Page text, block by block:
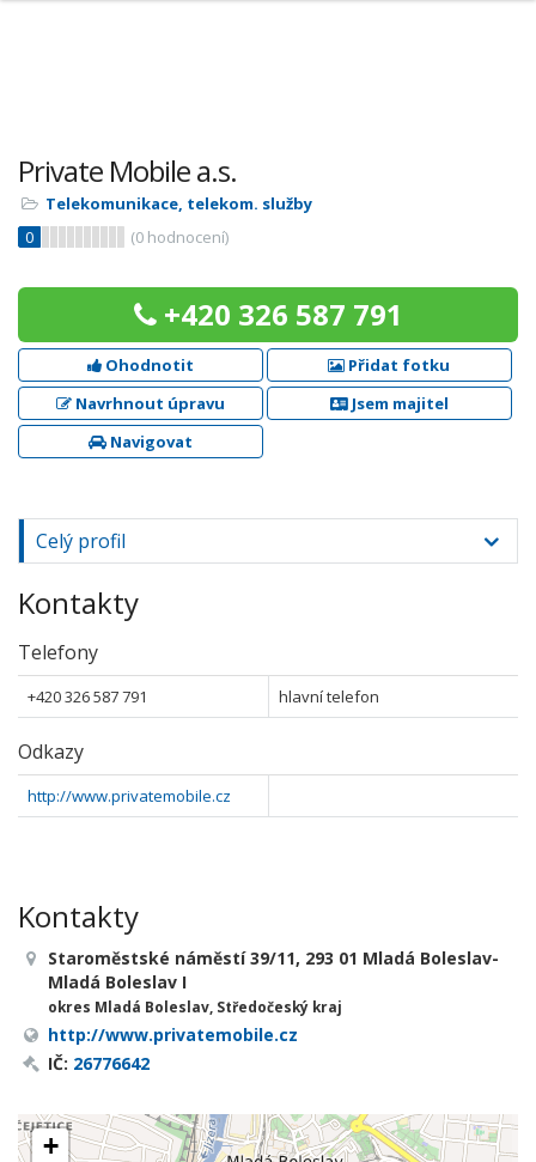
Private Mobile a.s.
Telekomunikace, telekom. služby
0
(0 hodnocení)
+420 326 587 791
Ohodnotit
Přidat fotku
Navrhnout úpravu
Jsem majitel
Navigovat
Celý profil
Kontakty
Telefony
+420 326 587 791 hlavní telefon
Odkazy
http://www.privatemobile.cz
Kontakty
Staroměstské náměstí 39/11, 293 01 Mladá Boleslav-
Mladá Boleslav I
okres Mladá Boleslav, Středočeský kraj
http://www.privatemobile.cz
IČ: 26776642
+